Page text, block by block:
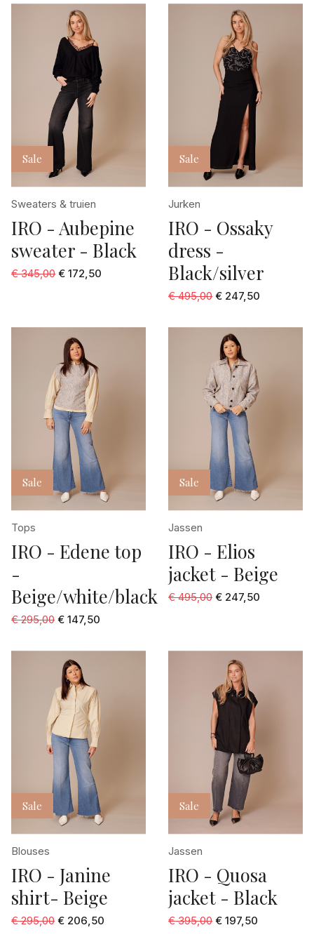
Sale
Sweaters & truien
IRO - Aubepine
sweater - Black
€ 345,00 € 172,50
Sale
Jurken
IRO - Ossaky
dress -
Black/silver
€ 495,00 € 247,50
Sale
Tops
IRO - Edene top
-
Beige/white/black
€ 295,00 € 147,50
Sale
Jassen
IRO - Elios
jacket - Beige
€ 495,00 € 247,50
Sale
Blouses
IRO - Janine
shirt- Beige
€ 295,00 € 206,50
Sale
Jassen
IRO - Quosa
jacket - Black
€ 395,00 € 197,50